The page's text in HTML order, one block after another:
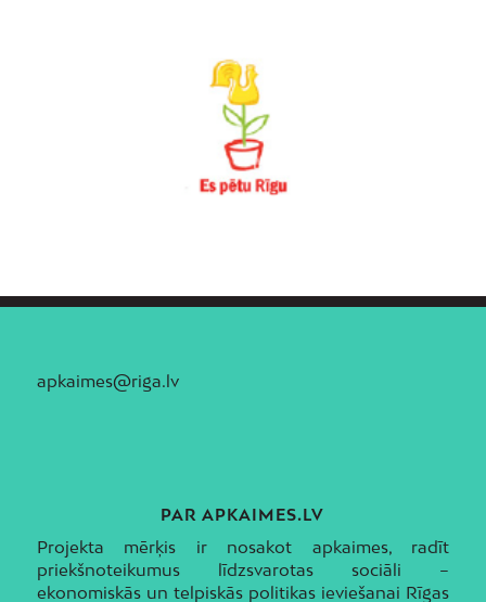
apkaimes@riga.lv
PAR APKAIMES.LV
Projekta mērķis ir nosakot apkaimes, radīt
priekšnoteikumus līdzsvarotas sociāli –
ekonomiskās un telpiskās politikas ieviešanai Rīgas